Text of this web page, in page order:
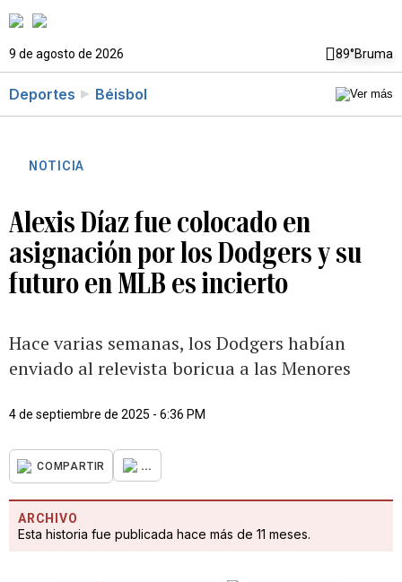
9 de agosto de 2026 89°Bruma
Deportes Béisbol
NOTICIA
Alexis Díaz fue colocado en
asignación por los Dodgers y su
futuro en MLB es incierto
Hace varias semanas, los Dodgers habían
enviado al relevista boricua a las Menores
4 de septiembre de 2025 - 6:36 PM
COMPARTIR ...
ARCHIVO
Esta historia fue publicada hace más de 11 meses.